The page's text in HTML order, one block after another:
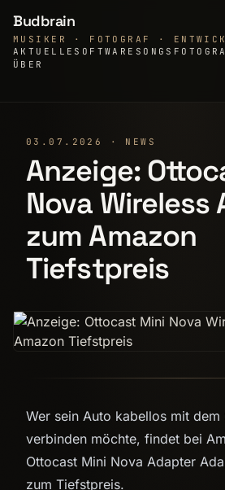
Budbrain
MUSIKER · FOTOGRAF ·
AKTUELLE SOFTWARE SONGS
ÜBER
03.07.2026 · NEWS
Anzeige:
Nova Wireless
zum Amazon
Tiefstpreis
Wer sein Auto kabellos mit dem
verbinden möchte, findet bei
Ottocast Mini Nova Adapter
zum Tiefstpreis.